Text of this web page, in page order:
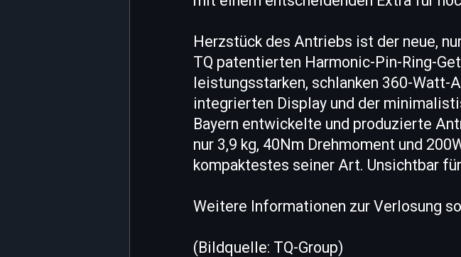
Herzstück des Antriebs ist der neue,
TQ patentierten Harmonic-Pin-Ring-
leistungsstarken, schlanken 360-Watt-
integrierten Display und der
Bayern entwickelte und produzierte
nur 3,9 kg, 40Nm Drehmoment und
kompaktestes seiner Art. Unsichtbar
Weitere Informationen zur Verlosung
(Bildquelle: TQ-Group)